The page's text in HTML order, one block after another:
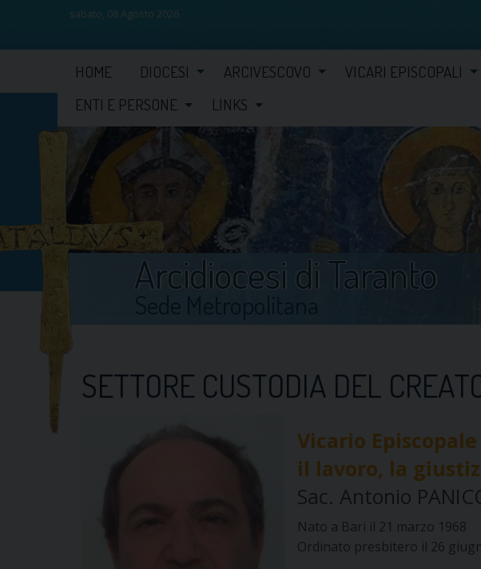
sabato, 08 Agosto 2026
content
HOME DIOCESI ARCIVESCOVO VICARI EPISCOPALI
ENTI E PERSONE
LINKS
Arcidiocesi di Taranto
SETTORE CUSTODIA DEL
Vicario
il lavoro, la
Sac. Antonio
Nato a Bari il 21 marzo 1968
Ordinato presbitero il 26